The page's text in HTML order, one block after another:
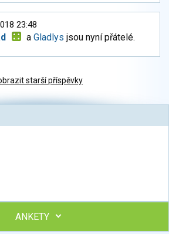
23:48
aGladlys jsou nyní přátelé.
starší příspěvky
ANKETY